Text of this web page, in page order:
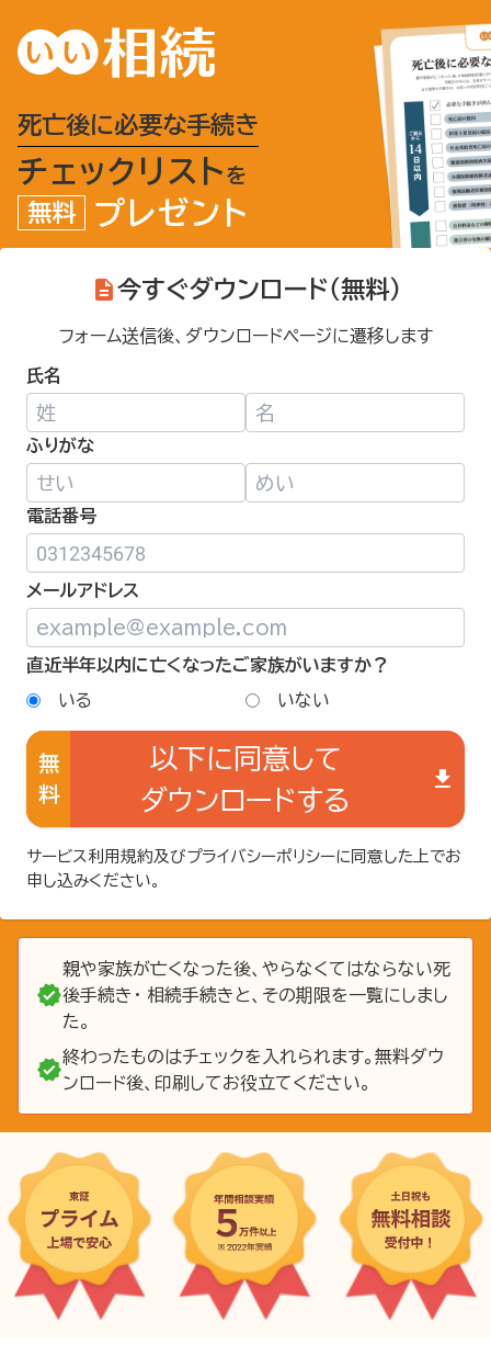
死亡後に必要な手続き
チェックリスト を
無料 プレゼント
今すぐダウンロード（無料）
フォーム送信後、ダウンロードページに遷移します
氏名
ふりがな
電話番号
メールアドレス
直近半年以内に亡くなったご家族がいますか？
いる
いない
無
料
以下に同意して
ダウンロードする
get_app
サービス利用規約及びプライバシーポリシーに同意した上でお
申し込みください。
親や家族が亡くなった後、やらなくてはならない死
後手続き・ 相続手続きと、その期限を一覧にしまし
た。
終わったものはチェックを入れられます。無料ダウ
ンロード後、印刷してお役立てください。